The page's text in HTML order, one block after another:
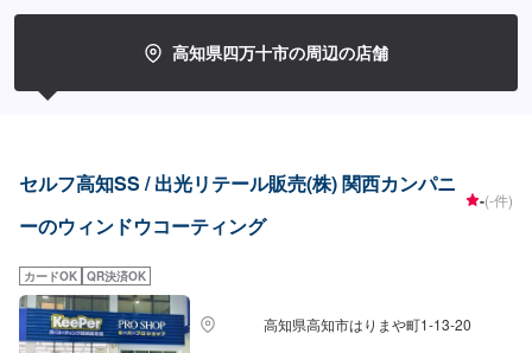
高知県四万十市の周辺の店舗
セルフ高知SS / 出光リテール販売(株) 関西カンパニ
ーのウィンドウコーティング
-(-件)
カードOK QR決済OK
高知県高知市はりまや町1-13-20